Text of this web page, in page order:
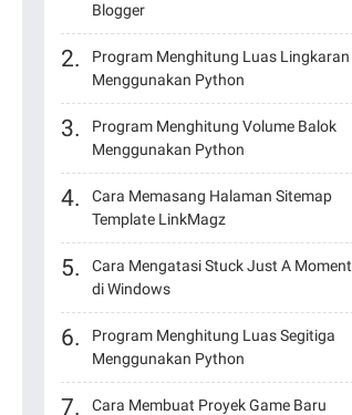
Blogger
Program Menghitung Luas Lingkaran
Menggunakan Python
Program Menghitung Volume Balok
Menggunakan Python
Cara Memasang Halaman Sitemap
Template LinkMagz
Cara Mengatasi Stuck Just A Moment
di Windows
Program Menghitung Luas Segitiga
Menggunakan Python
Cara Membuat Proyek Game Baru